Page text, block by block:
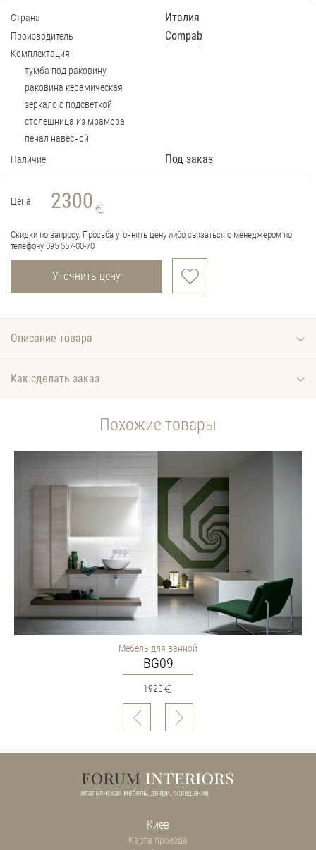
Страна Италия
Производитель Compab
Комплектация
тумба под раковину
раковина керамическая
зеркало с подсветкой
столешница из мрамора
пенал навесной
Наличие
Под заказ
Цена 2300
Скидки по запросу. Просьба уточнять цену либо связаться с менеджером по
телефону 095 557-00-70
Уточнить цену
Описание товара
Как сделать заказ
Похожие товары
Мебель для ванной
BG09
1920
Киев
Карта проезда